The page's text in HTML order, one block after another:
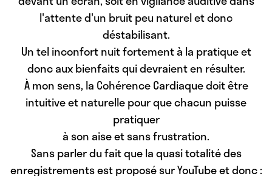
l'attente d'un bruit peu naturel et donc
déstabilisant.
Un tel inconfort nuit fortementà la pratique et
donc aux bienfaits qui devraient en résulter.
À mon sens, la Cohérence Cardiaque doit être
intuitive et naturellepour que chacun puisse
pratiquer
à son aise et sans frustration.
Sans parler du fait que la quasi totalité des
enregistrements est proposé sur YouTube et donc :